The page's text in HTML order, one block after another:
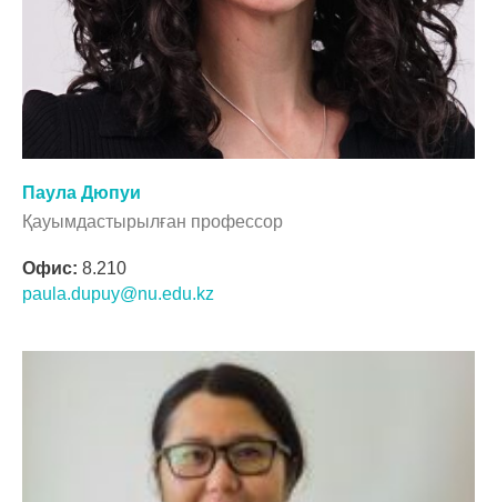
Паула Дюпуи
Қауымдастырылған профессор
Офис: 8.210
paula.dupuy@nu.edu.kz